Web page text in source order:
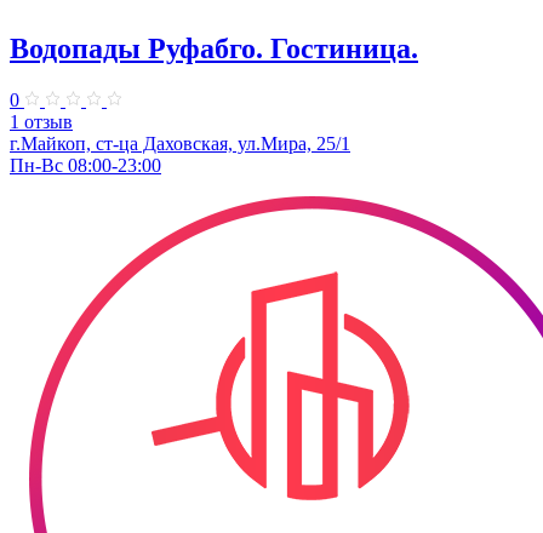
Водопады Руфабго. Гостиница.
0
1 отзыв
г.Майкоп, ст-ца Даховская, ул.Мира, 25/1
Пн-Вс 08:00-23:00